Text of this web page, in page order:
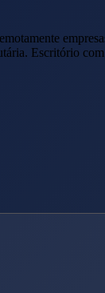
Escritório com